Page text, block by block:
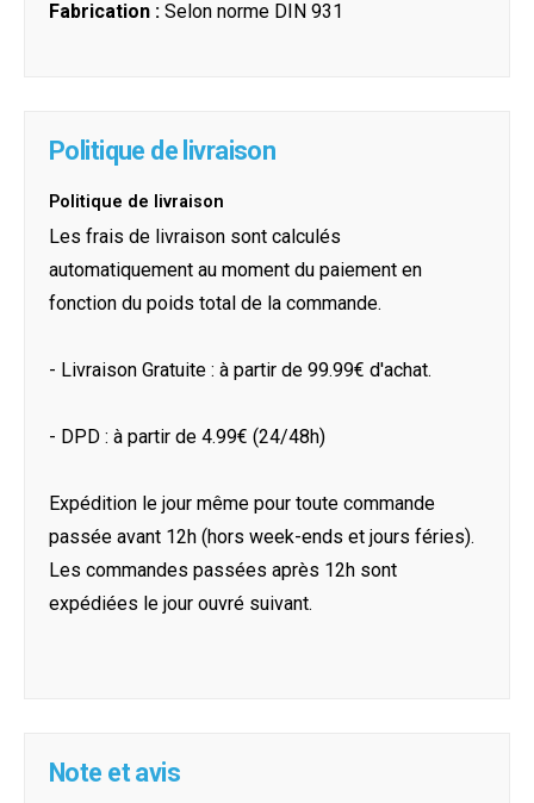
Fabrication : Selon norme DIN 931
Politique de livraison
Politique de livraison
Les frais de livraison sont calculés
automatiquement au moment du paiement en
fonction du poids total de la commande.
- Livraison Gratuite : à partir de 99.99€ d'achat.
- DPD : à partir de 4.99€ (24/48h)
Expédition le jour même pour toute commande
passée avant 12h (hors week-ends et jours féries).
Les commandes passées après 12h sont
expédiées le jour ouvré suivant.
Note et avis